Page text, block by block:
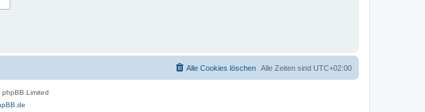
Alle Zeiten sind UTC+02:00
Alle Cookies löschen
Limited